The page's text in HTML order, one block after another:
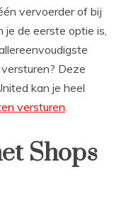
vervoerder of bij
de eerste optie is,
Deze
kan je heel
versturen
Shops